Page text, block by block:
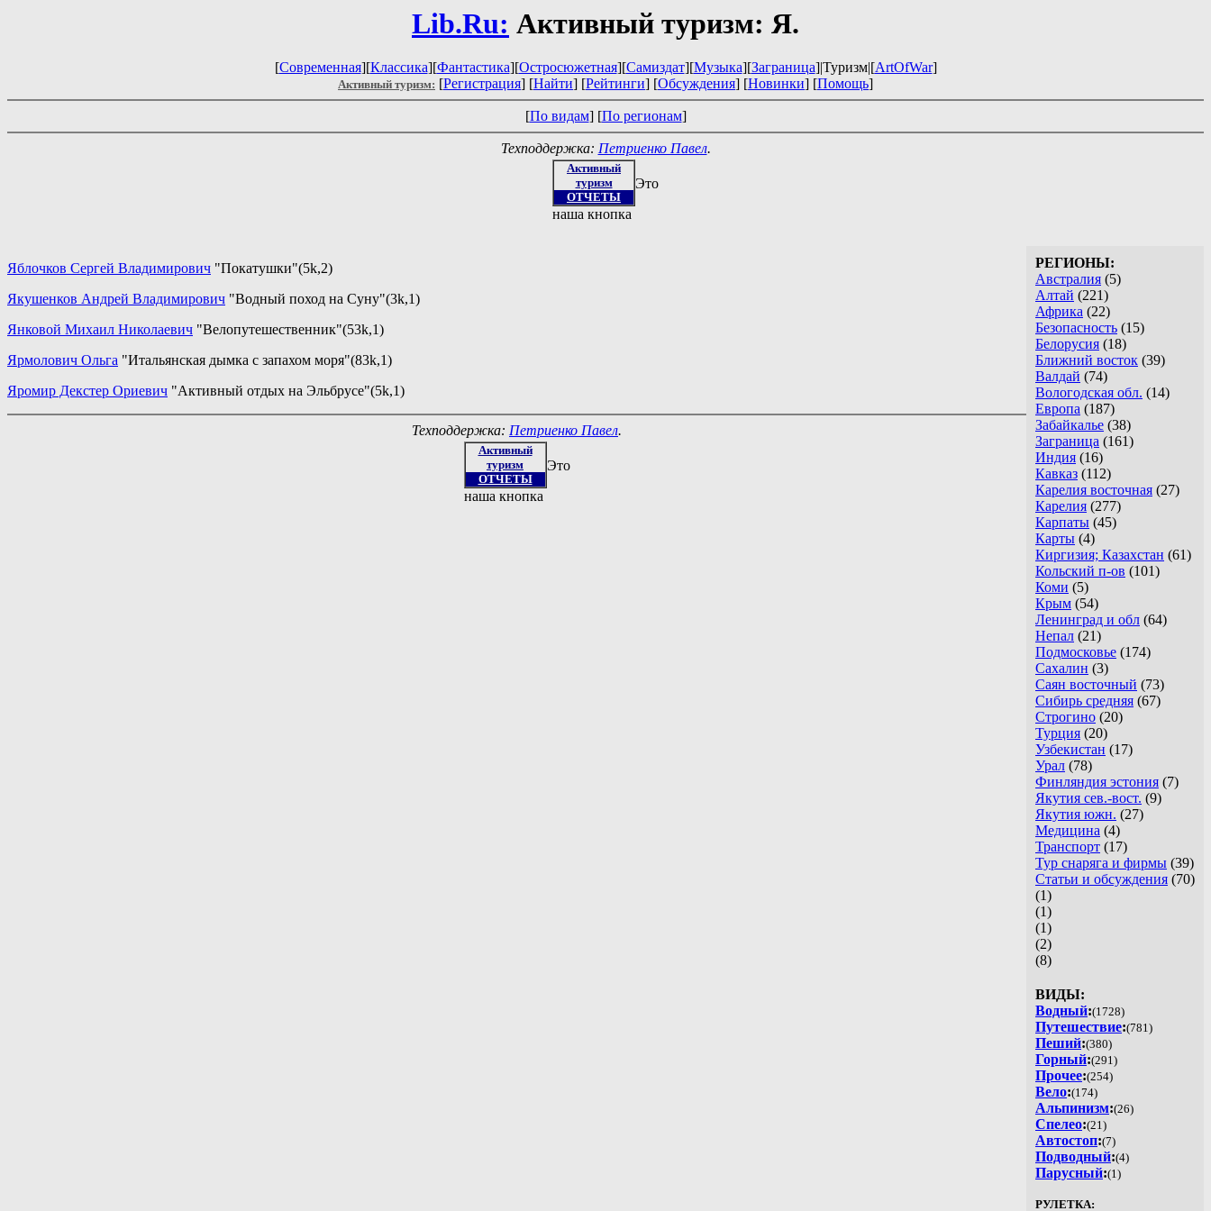
Lib.Ru: Активный туризм: Я.
[Современная][Классика][Фантастика][Остросюжетная][Самиздат][Музыка][Заграница]|Туризм|[ArtOfWar]
Активный туризм: [Регистрация] [Найти] [Рейтинги] [Обсуждения] [Новинки] [Помощь]
[По видам] [По регионам]
Техподдержка: Петриенко Павел.
Активный
туризм
ОТЧЕТЫ
Это
наша кнопка
РЕГИОНЫ:
Австралия (5)
Алтай (221)
Африка (22)
Безопасность (15)
Белорусия (18)
Ближний восток (39)
Валдай (74)
Вологодская обл. (14)
Европа (187)
Забайкалье (38)
Заграница (161)
Индия (16)
Кавказ (112)
Карелия восточная (27)
Карелия (277)
Карпаты (45)
Карты (4)
Киргизия; Казахстан (61)
Кольский п-ов (101)
Коми (5)
Крым (54)
Ленинград и обл (64)
Непал (21)
Подмосковье (174)
Сахалин (3)
Саян восточный (73)
Сибирь средняя (67)
Строгино (20)
Турция (20)
Узбекистан (17)
Урал (78)
Финляндия эстония (7)
Якутия сев.-вост. (9)
Якутия южн. (27)
Медицина (4)
Транспорт (17)
Тур снаряга и фирмы (39)
Статьи и обсуждения (70)
(1)
(1)
(1)
(2)
(8)
ВИДЫ:
Водный:(1728)
Путешествие:(781)
Пеший:(380)
Горный:(291)
Прочее:(254)
Вело:(174)
Альпинизм:(26)
Спелео:(21)
Автостоп:(7)
Подводный:(4)
Парусный:(1)
РУЛЕТКА:
Яблочков Сергей Владимирович "Покатушки"(5k,2)
Якушенков Андрей Владимирович "Водный поход на Суну"(3k,1)
Янковой Михаил Николаевич "Велопутешественник"(53k,1)
Ярмолович Ольга "Итальянская дымка с запахом моря"(83k,1)
Яромир Декстер Ориевич "Активный отдых на Эльбрусе"(5k,1)
Техподдержка: Петриенко Павел.
Активный
туризм
ОТЧЕТЫ
Это
наша кнопка